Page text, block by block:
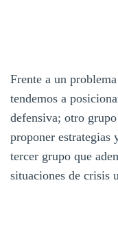
Frente a un
tendemos a
defensiva; otro grupo
proponer estrategias
tercer grupo que
situaciones de crisis